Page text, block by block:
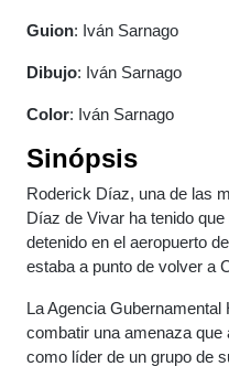
original
3,95 €.
actual
3,75 €.
Guion: Iván Sarnago
Dibujo: Iván Sarnago
Color: Iván Sarnago
Sinópsis
Roderick Díaz, una de las
Díaz de Vivar ha tenido
detenido en el aeropuerto
estaba a punto de volver a
La Agencia
combatir una amenaza
como líder de un grupo de